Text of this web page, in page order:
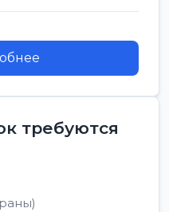
требуются